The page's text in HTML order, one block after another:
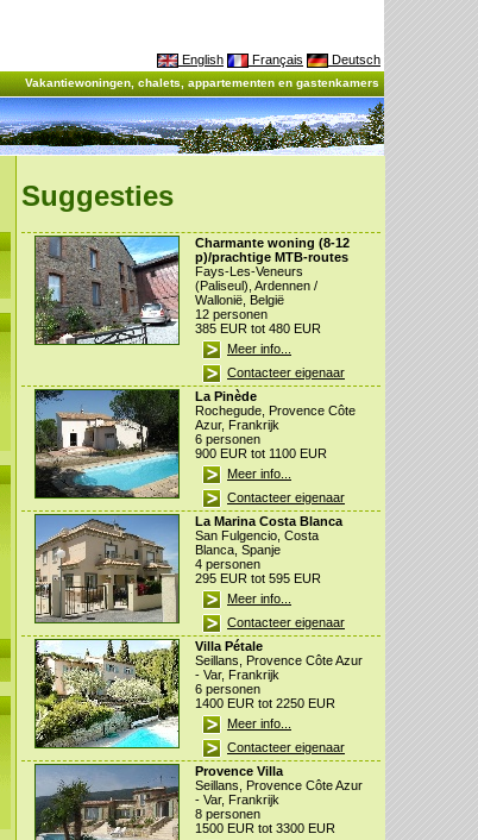
English Français Deutsch
Vakantiewoningen, chalets, appartementen en gastenkamers
Suggesties
Charmante woning (8-12
p)/prachtige MTB-routes
Fays-Les-Veneurs
(Paliseul), Ardennen /
Wallonië, België
12 personen
385 EUR tot 480 EUR
Meer info...
Contacteer eigenaar
La Pinède
Rochegude, Provence Côte
Azur, Frankrijk
6 personen
900 EUR tot 1100 EUR
Meer info...
Contacteer eigenaar
La Marina Costa Blanca
San Fulgencio, Costa
Blanca, Spanje
4 personen
295 EUR tot 595 EUR
Meer info...
Contacteer eigenaar
Villa Pétale
Seillans, Provence Côte Azur
- Var, Frankrijk
6 personen
1400 EUR tot 2250 EUR
Meer info...
Contacteer eigenaar
Provence Villa
Seillans, Provence Côte Azur
- Var, Frankrijk
8 personen
1500 EUR tot 3300 EUR